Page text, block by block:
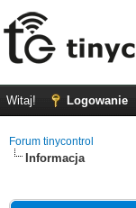
Witaj! Logowanie
Forum tinycontrol
Informacja